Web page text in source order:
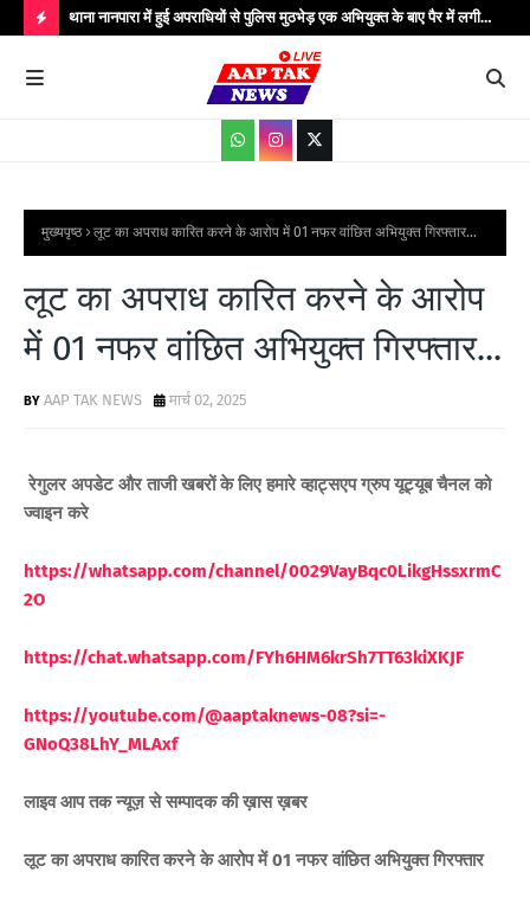
O
S
S
थाना नानपारा में हुई अपराधियों से पुलिस मुठभेड़ एक अभियुक्त के बाए पैर में लगी
गोली बिजली के तार चोरी के गिरोह के कुल पाँच अपराधी गिरफ्तार मौके पर पुलिस
अधीक्षक बहराइच सहित अधिकारीगण मौजूद...
मुख्यपृष्ठ लूट का अपराध कारित करने के आरोप में 01 नफर वांछित अभियुक्त गिरफ्तार...
लूट का अपराध कारित करने के आरोप
में 01 नफर वांछित अभियुक्त गिरफ्तार...
AAP TAK NEWS मार्च 02, 2025
रेगुलर अपडेट और ताजी खबरों के लिए हमारे व्हाट्सएप ग्रुप यूट्यूब चैनल को
ज्वाइन करे
https://whatsapp.com/channel/0029VayBqc0LikgHssxrmC
2O
https://chat.whatsapp.com/FYh6HM6krSh7TT63kiXKJF
https://youtube.com/@aaptaknews-08?si=-
GNoQ38LhY_MLAxf
लाइव आप तक न्यूज़ से सम्पादक की ख़ास ख़बर
लूट का अपराध कारित करने के आरोप में 01 नफर वांछित अभियुक्त गिरफ्तार